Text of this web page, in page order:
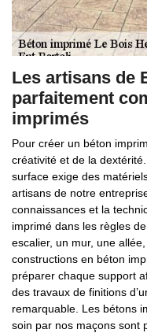
Les artisans de
parfaitement
imprimés
Pour créer un béton
créativité et de la
surface exige des
artisans de notre
connaissances et la
imprimé dans les règles
escalier, un mur, une
constructions en béton
préparer chaque support
des travaux de finitions
remarquable. Les bétons
soin par nos maçons sont